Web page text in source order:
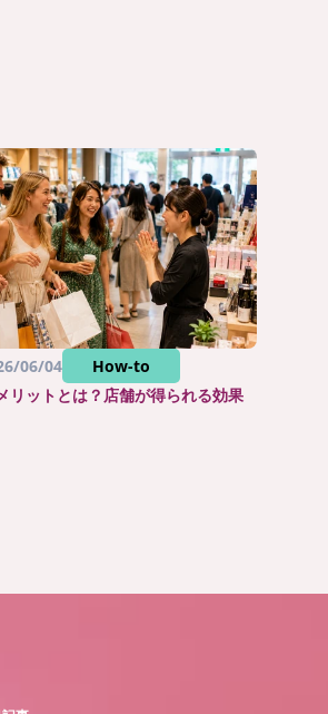
06/04
How-to
リットとは？店舗が得られる効果